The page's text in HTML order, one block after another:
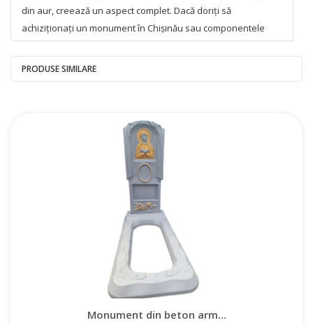
din aur, creează un aspect complet. Dacă doriți să
achiziționați un monument în Chișinău sau componentele
acestuia sau să instalați un monument într-un cimitir,
produsele noastre din beton sunt o alegere fiabilă care
combină prețul accesibil și durabilitatea.
PRODUSE SIMILARE
Monument din beton arm...